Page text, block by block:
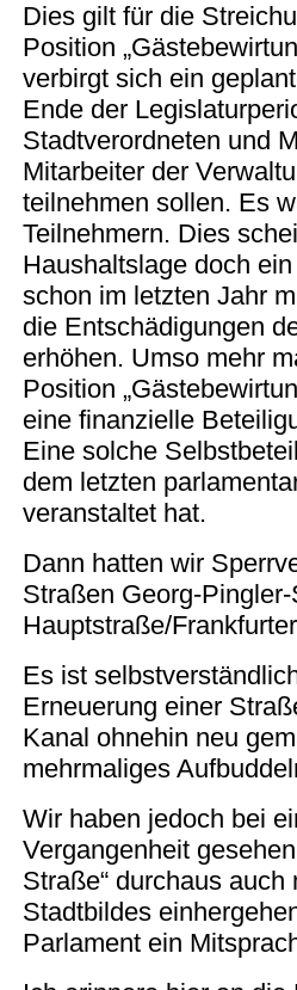
Dies gilt für die
Position
verbirgt sich ein
Ende der
Stadtverordneten und
Mitarbeiter der
teilnehmen sollen. Es
Teilnehmern. Dies
Haushaltslage doch
schon im letzten Jahr
die Entschädigungen
erhöhen. Umso mehr
Position
eine finanzielle
Eine solche
dem letzten
veranstaltet hat.
Dann hatten wir
Straßen Georg-
Hauptstraße/
Es ist
Erneuerung einer
Kanal ohnehin neu
mehrmaliges
Wir haben jedoch bei
Vergangenheit
Straße“ durchaus
Stadtbildes
Parlament ein